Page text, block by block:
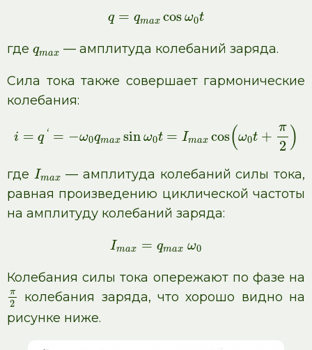
q = qmax cos ω0t
где qmax — амплитуда колебаний заряда.
Сила тока также совершает гармонические
колебания:
i = q ‘ = −ω0qmax sin ω0t = Imax cos(ω0t +
π
2 )
где Imax — амплитуда колебаний силы тока,
равная произведению циклической частоты
на амплитуду колебаний заряда:
Imax = qmax ω0
Колебания силы тока опережают по фазе на
π
2
колебания заряда, что хорошо видно на
рисунке ниже.